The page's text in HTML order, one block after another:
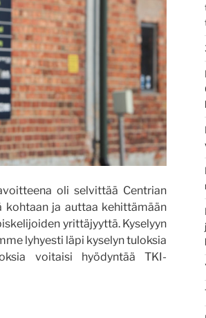
oli selvittää Centrian
ja auttaa kehittämään
yrittäjyyttä. Kyselyyn
lyhyesti läpi kyselyn tuloksia
voitaisi hyödyntää TKI-